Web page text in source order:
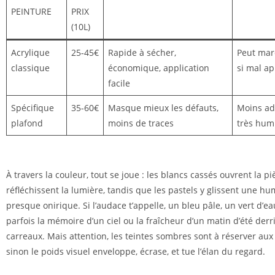
PEINTURE
PRIX
(10L)
Acrylique
classique
25-45€
Rapide à sécher,
économique, application
facile
Peut
si mal
Spécifique
plafond
35-60€
Masque mieux les défauts,
moins de traces
Moins
très
À travers la couleur, tout se joue : les blancs cassés ouvrent la
réfléchissent la lumière, tandis que les pastels y glissent une
presque onirique. Si l’audace t’appelle, un bleu pâle, un vert
parfois la mémoire d’un ciel ou la fraîcheur d’un matin d’été
carreaux. Mais attention, les teintes sombres sont à réserver
sinon le poids visuel enveloppe, écrase, et tue l’élan du regard.